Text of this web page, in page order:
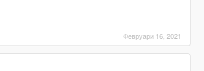
Февруари 16, 2021